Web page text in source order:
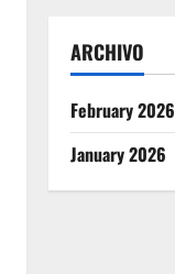
ARCHIVO
February 2026
January 2026